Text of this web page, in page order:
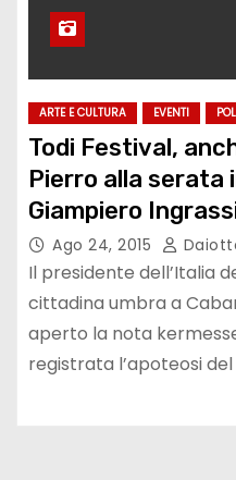
ARTE E CULTURA EVENTI
Todi Festival,
Pierro alla serata
Giampiero
Ago 24, 2015
Il presidente dell’Italia
cittadina umbra a
aperto la nota
registrata l’apoteosi